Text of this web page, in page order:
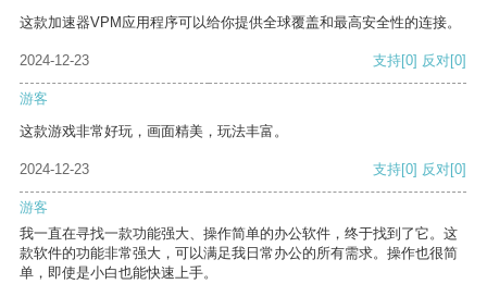
这款加速器VPM应用程序可以给你提供全球覆盖和最高安全性的连接。
2024-12-23 支持[0] 反对[0]
游客
这款游戏非常好玩，画面精美，玩法丰富。
2024-12-23 支持[0] 反对[0]
游客
我一直在寻找一款功能强大、操作简单的办公软件，终于找到了它。这
款软件的功能非常强大，可以满足我日常办公的所有需求。操作也很简
单，即使是小白也能快速上手。